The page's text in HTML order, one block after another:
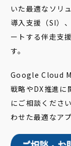
いた最適なソリ
導入支援（SI）
ートする伴走支
す。
Google Cloud
戦略やDX推進に
にご相談くださ
わせた最適なア